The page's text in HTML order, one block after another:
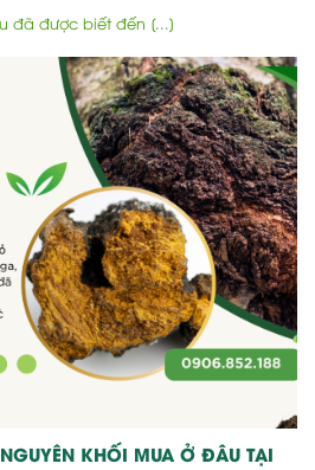
đã được biết đến [...]
KHỐI MUA Ở ĐÂU TẠI